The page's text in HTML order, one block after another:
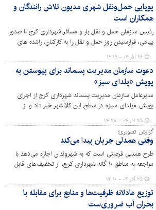
پویایی حمل‌ونقل شهری مدیون تلاش رانندگان و
همکاران است
رئیس سازمان حمل و نقل بار و مسافر شهرداری کرج با صدور
پیامی، فرارسیدن روز حمل و نقل را به کارکنان، راننده های
اتوبوس، تاکسی و خانوانواده های محترم آنان تبریک گفت.
۲۶ آذر ۰۴ - ۱۲:۱۹
دعوت سازمان مدیریت پسماند برای پیوستن به
پویش «یلدای سبز»
مدیرعامل سازمان مدیریت پسماند شهرداری کرج از اجرای
پویش «یلدای سبز» در سطح این کلانشهر خبر داد و از
شهروندان دعوت کرد به این پویش بپیوندند.
۲۵ آذر ۰۴ - ۱۴:۲۸
گزارش تصویری؛
وقتی همدلی جریان پیدا می‌کند
طرح همدلی فرصتی است که به شهروندان اجازه می‌دهد با
مراجعه به مناطق ۱۰ گانه شهرداری کرج، از تخفیف‌های قابل
توجهی در پرداخت عوارض بهره‌مند شوند. این طرح با توجه به
استقبال کم‌نظیر و درخواست شهروندان محترم تا پایان ۲۲
دی ماه ۱۴۰۴ تمدید شد.
۲۵ آذر ۰۴ - ۱۴:۱۰
توزیع عادلانه ظرفیت‌ها و منابع برای مقابله با
بحران آب ضروری‌ست